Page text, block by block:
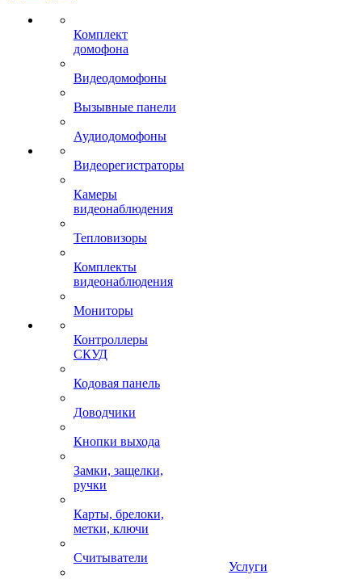
Комплект
домофона
Видеодомофоны
Вызывные панели
Аудиодомофоны
Видеорегистраторы
Камеры
видеонаблюдения
Тепловизоры
Комплекты
видеонаблюдения
Мониторы
Контроллеры
СКУД
Кодовая панель
Доводчики
Кнопки выхода
Замки, защелки,
ручки
Карты, брелоки,
метки, ключи
Считыватели
Услуги